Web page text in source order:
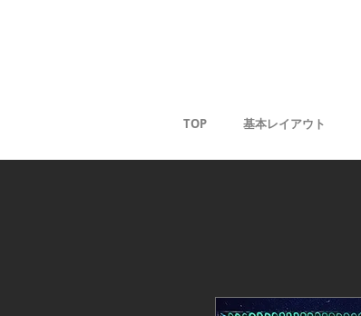
TOP 基本レイアウト